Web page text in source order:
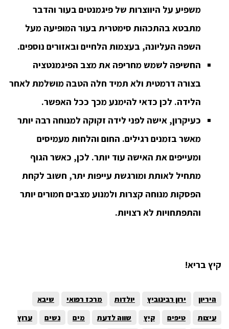
משפיע על היווצרות של פיגמנטים בעור והדבר
מתבטא בהתכהות סימטרית בעור המופיעה מעל
השפה העליונה, בעצמות הלחיים ובאזורים נוספים.
החשיפה לשמש מחריפה את מצב הפיגמנטציה
בצורה דרמטית ולא תמיד חלה הטבה מושלמת לאחר
הלידה. לכן כדאי להימנע מכך ככל האפשר.
כעיקרון, אישה לפני לידה זקוקה למנוחה רבה יותר
מאשר בזמנים רגילים. החום והלחות מעמיסים
ומעייפים את האישה עוד יותר. לכן, כאשר הגוף
מתחיל לאותת ומורגשת עייפות יתר, חשוב לקחת
הפסקות מנוחה קצרות ולמנוע מצבים חמורים יותר
והתפתחויות לא רצויות.
קיץ בריא!
היריון ירון רבינוביץ יולדות מרכז רפואי
שיבא
עיצות
טיפים קיץ שווה לדעת מים נשים
ערוץ